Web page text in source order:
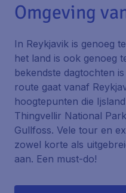
Omgeving
In Reykjavik is genoeg
het land is ook genoeg
bekendste dagtochten is
route gaat vanaf
hoogtepunten die
Thingvellir National Park
Gullfoss. Vele tour en
zowel korte als
aan. Een must-do!